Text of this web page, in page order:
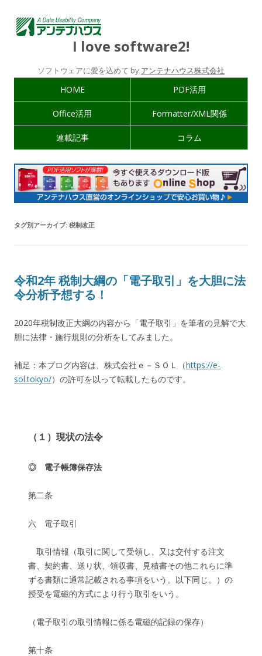
I love software2!
ソフトウェアに愛を込めて by アンテナハウス株式会社
HOME PDF活用
Office活用 Formatter/XML関係
連載記事 コラム
タグ別アーカイブ: 税制改正
令和2年 税制大綱の「電子取引」を大胆に法
令分析予想する！
2020年税制改正大綱の内容から「電子取引」を筆者の見解で大
胆に法律・施行規則の分析をしてみました。
補足：本ブログ内容は、株式会社ｅ－ＳＯＬ（https://e-
sol.tokyo/）の許可を以って転載したものです。
（１）現状の法令
◎ 電子帳簿保存法
第二条
六 電子取引
取引情報（取引に関して受領し、又は交付する注文
書、契約書、送り状、領収書、見積書その他これらに準
ずる書類に通常記載される事項をいう。以下同じ。）の
授受を電磁的方式により行う取引をいう。
（電子取引の取引情報に係る電磁的記録の保存）
第十条